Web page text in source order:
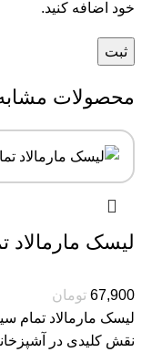
خود اضافه کنید.
محصولات
لیسک مارمالاد
67,900 تومان
لیسک مارمالاد تمام
نقش کلیدی در